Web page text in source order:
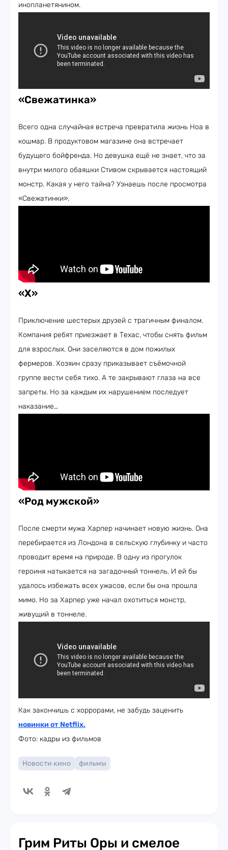
инопланетянином.
«Свежатинка»
Всего одна случайная встреча превратила жизнь Ноа в
кошмар. В продуктовом магазине она встречает
будущего бойфренда. Но девушка ещё не знает, что за
внутри милого обаяшки Стивом скрывается настоящий
монстр. Какая у него тайна? Узнаешь после просмотра
«Свежатинки».
«X»
Приключение шестерых друзей с трагичным финалом.
Компания ребят приезжает в Техас, чтобы снять фильм
для взрослых. Они заселяются в дом пожилых
фермеров. Хозяин сразу приказывает съёмочной
группе вести себя тихо. А те закрывают глаза на все
запреты. Но за каждым их нарушением последует
наказание…
«Род мужской»
После смерти мужа Харпер начинает новую жизнь. Она
перебирается из Лондона в сельскую глубинку и часто
проводит время на природе. В одну из прогулок
героиня натыкается на загадочный тоннель. И ей бы
удалось избежать всех ужасов, если бы она прошла
мимо. Но за Харпер уже начал охотиться монстр,
живущий в тоннеле.
Как закончишь с хоррорами, не забудь заценить
новинки от Netflix.
Фото: кадры из фильмов
Новости кино фильмы
Грим Риты Оры и смелое